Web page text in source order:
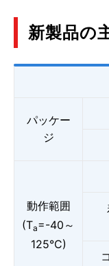
新製品の
パッケー
ジ
動作範囲
(Ta=-40～
125°C)